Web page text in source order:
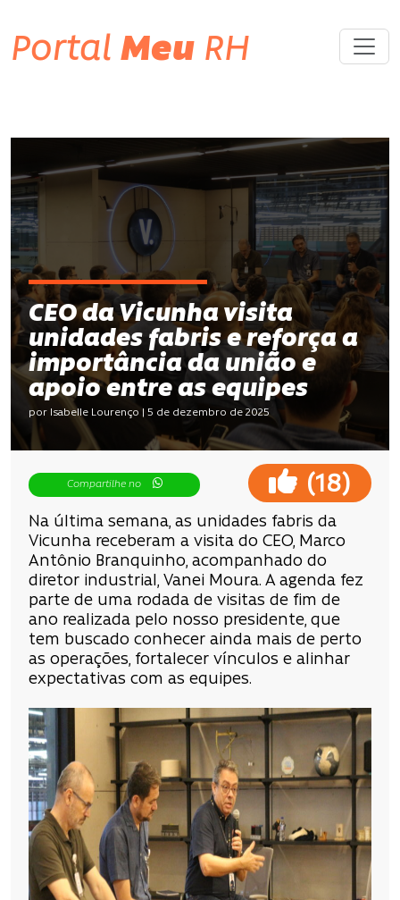
Portal Meu RH
CEO da Vicunha visita
unidades fabris e reforça a
importância da união e
apoio entre as equipes
por Isabelle Lourenço | 5 de dezembro de 2025
Compartilhe no (18)
Na última semana, as unidades fabris da
Vicunha receberam a visita do CEO, Marco
Antônio Branquinho, acompanhado do
diretor industrial, Vanei Moura. A agenda fez
parte de uma rodada de visitas de fim de
ano realizada pelo nosso presidente, que
tem buscado conhecer ainda mais de perto
as operações, fortalecer vínculos e alinhar
expectativas com as equipes.